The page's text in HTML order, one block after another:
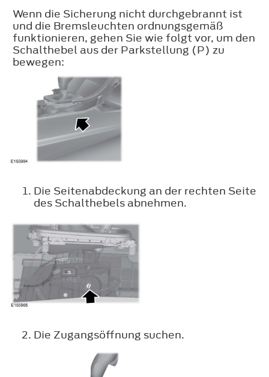
Wenn die Sicherung nicht durchgebrannt ist
und die Bremsleuchten ordnungsgemäß
funktionieren, gehen Sie wie folgt vor, um den
Schalthebel aus der Parkstellung (P) zu
bewegen:
Die Seitenabdeckung an der rechten Seite
des Schalthebels abnehmen.
Die Zugangsöffnung suchen.